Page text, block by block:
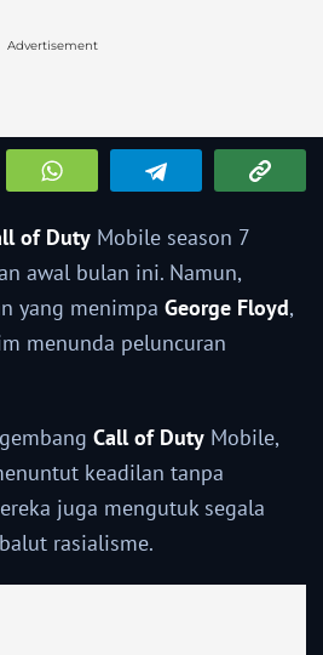
Advertisement
of Duty Mobile season 7
awal bulan ini. Namun,
yang menimpa George Floyd,
menunda peluncuran
Call of Duty Mobile,
keadilan tanpa
juga mengutuk segala
rasialisme.